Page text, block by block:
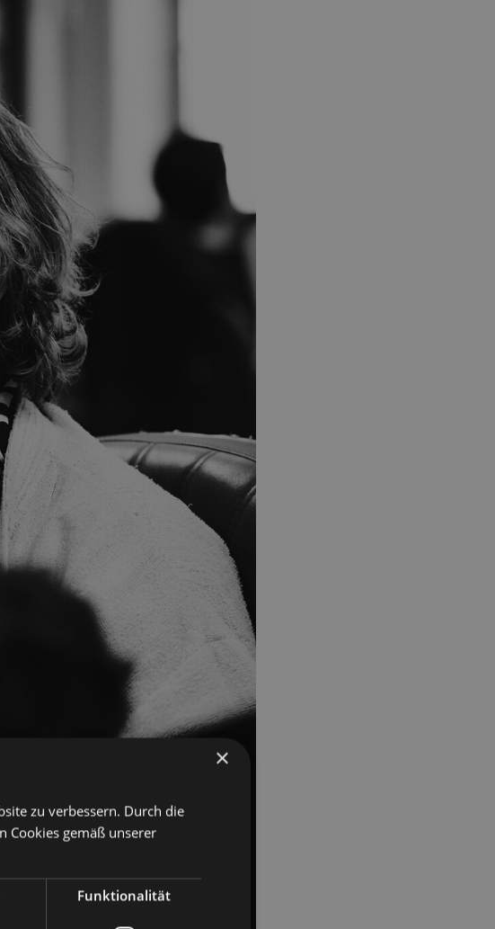
×
zu verbessern. Durch die
Cookies gemäß unserer
Funktionalität